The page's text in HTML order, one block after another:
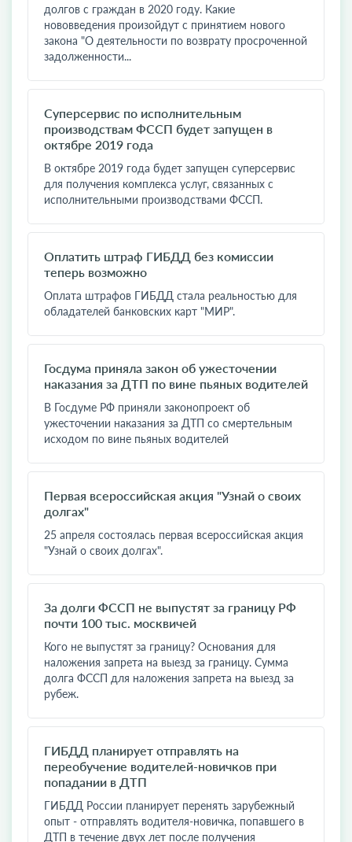
долгов с граждан в 2020 году. Какие
нововведения произойдут с принятием нового
закона "О деятельности по возврату просроченной
задолженности...
Суперсервис по исполнительным
производствам ФССП будет запущен в
октябре 2019 года
В октябре 2019 года будет запущен суперсервис
для получения комплекса услуг, связанных с
исполнительными производствами ФССП.
Оплатить штраф ГИБДД без комиссии
теперь возможно
Оплата штрафов ГИБДД стала реальностью для
обладателей банковских карт "МИР".
Госдума приняла закон об ужесточении
наказания за ДТП по вине пьяных водителей
В Госдуме РФ приняли законопроект об
ужесточении наказания за ДТП со смертельным
исходом по вине пьяных водителей
Первая всероссийская акция "Узнай о своих
долгах"
25 апреля состоялась первая всероссийская акция
"Узнай о своих долгах".
За долги ФССП не выпустят за границу РФ
почти 100 тыс. москвичей
Кого не выпустят за границу? Основания для
наложения запрета на выезд за границу. Сумма
долга ФССП для наложения запрета на выезд за
рубеж.
ГИБДД планирует отправлять на
переобучение водителей-новичков при
попадании в ДТП
​ГИБДД России планирует перенять зарубежный
опыт - отправлять водителя-новичка, попавшего в
ДТП в течение двух лет после получения